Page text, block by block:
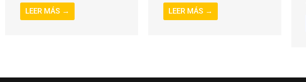
LEER MÁS → LEER MÁS →